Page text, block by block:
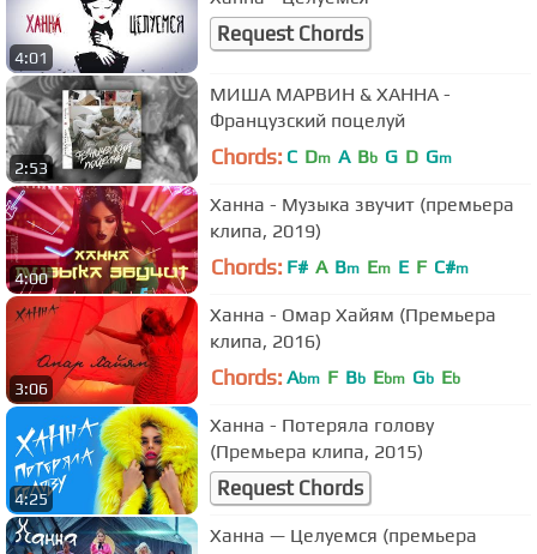
4:01
Request Chords
2:53
МИША МАРВИН & ХАННА -
Французский поцелуй
Chords: C Dm A Bb G D Gm
4:00
Ханна - Музыка звучит (премьера
клипа, 2019)
Chords: F# A Bm Em E F C#m
3:06
Ханна - Омар Хайям (Премьера
клипа, 2016)
Chords: Abm F Bb Ebm Gb Eb
4:25
Ханна - Потеряла голову
(Премьера клипа, 2015)
Request Chords
Ханна — Целуемся (премьера